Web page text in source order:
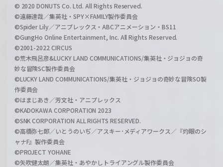
© 2020 DONUTS Co. Ltd. All Rights Reserved.
©遠藤達哉／集英社・SPY×FAMILY製作委員会
©Spider Lily／アニプレックス・ABCアニメーション・BS11
©GungHo Online Entertainment, Inc. All Rights Reserved.
©2001-2022 CIRCUS
©荒木飛呂彦&LUCKY LAND COMMUNICATIONS/集英社・ジョジョの奇
妙な冒険SC製作委員会
©LUCKY LAND COMMUNICATIONS/集英社・ジョジョの奇妙な冒険SO製
作委員会
©はまじあき／芳文社・アニプレックス
©KADOKAWA CORPORATION 2023
©SNK CORPORATION ALL RIGHTS RESERVED.
©高橋弥七郎／いとうのいぢ／アスキー･メディアワークス／『灼眼のシ
ャナF』製作委員会
©PROJECT YOHANE
©矢吹健太朗／集英社・あやかしトライアングル製作委員会